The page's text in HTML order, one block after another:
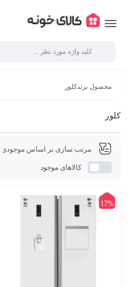
محصول برندکلور
کلور
کالاهای موجود
17%